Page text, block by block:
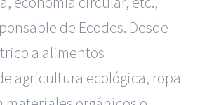
de Ecodes. Desde
a alimentos
agricultura ecológica, ropa